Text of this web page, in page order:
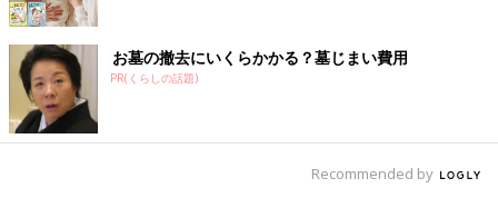
もしれません。
ファンキーママ★DJトムセン陽子さんに
NO MUSIC, NO LIFEな彼女は、時間に追われな
お墓の撤去にいくらかかる？墓じまい費用
PR(くらしの話題)
Recommended by